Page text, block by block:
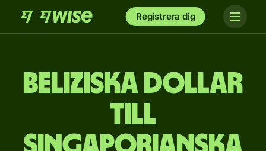
Registrera dig
Beliziska dollar
till